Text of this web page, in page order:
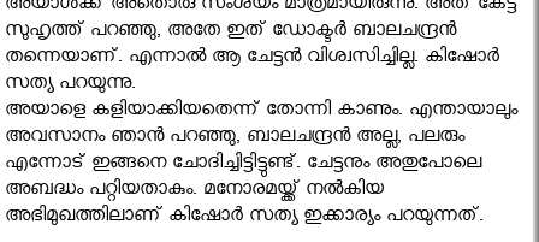
അയാള്‍ക്ക് അതൊരു സംശയം മാത്രമായിരുന്നു. അത് കേട്ട്
സുഹൃത്ത് പറഞ്ഞു, അതേ ഇത് ഡോക്ടര്‍ ബാലചന്ദ്രന്‍
തന്നെയാണ്. എന്നാല്‍ ആ ചേട്ടന്‍ വിശ്വസിച്ചില്ല. കിഷോര്‍
സത്യ പറയുന്നു.
അയാളെ കളിയാക്കിയതെന്ന് തോന്നി കാണും. എന്തായാലും
അവസാനം ഞാന്‍ പറഞ്ഞു, ബാലചന്ദ്രന്‍ അല്ല, പലരും
എന്നോട് ഇങ്ങനെ ചോദിച്ചിട്ടിട്ടുണ്ട്. ചേട്ടനും അതുപോലെ
അബദ്ധം പറ്റിയതാകും. മനോരമയ്ക്ക് നല്‍കിയ
അഭിമുഖത്തിലാണ് കിഷോര്‍ സത്യ ഇക്കാര്യം പറയുന്നത്.